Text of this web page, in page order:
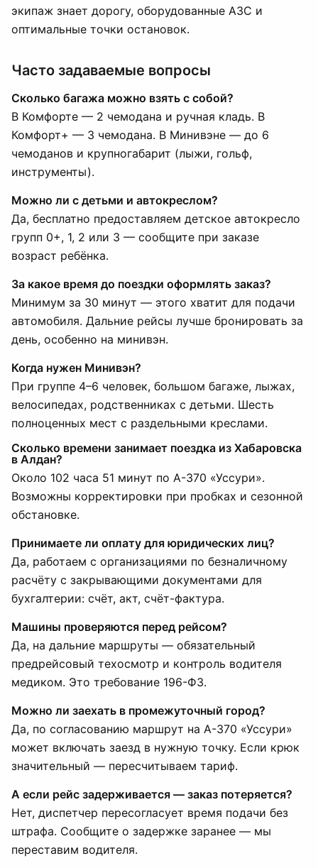
экипаж знает дорогу, оборудованные АЗС и
оптимальные точки остановок.
Часто задаваемые вопросы
Сколько багажа можно взять с собой?
В Комфорте — 2 чемодана и ручная кладь. В
Комфорт+ — 3 чемодана. В Минивэне — до 6
чемоданов и крупногабарит (лыжи, гольф,
инструменты).
Можно ли с детьми и автокреслом?
Да, бесплатно предоставляем детское автокресло
групп 0+, 1, 2 или 3 — сообщите при заказе
возраст ребёнка.
За какое время до поездки оформлять заказ?
Минимум за 30 минут — этого хватит для подачи
автомобиля. Дальние рейсы лучше бронировать за
день, особенно на минивэн.
Когда нужен Минивэн?
При группе 4–6 человек, большом багаже, лыжах,
велосипедах, родственниках с детьми. Шесть
полноценных мест с раздельными креслами.
Сколько времени занимает поездка из Хабаровска
в Алдан?
Около 102 часа 51 минут по А-370 «Уссури».
Возможны корректировки при пробках и сезонной
обстановке.
Принимаете ли оплату для юридических лиц?
Да, работаем с организациями по безналичному
расчёту с закрывающими документами для
бухгалтерии: счёт, акт, счёт-фактура.
Машины проверяются перед рейсом?
Да, на дальние маршруты — обязательный
предрейсовый техосмотр и контроль водителя
медиком. Это требование 196-ФЗ.
Можно ли заехать в промежуточный город?
Да, по согласованию маршрут на А-370 «Уссури»
может включать заезд в нужную точку. Если крюк
значительный — пересчитываем тариф.
А если рейс задерживается — заказ потеряется?
Нет, диспетчер пересогласует время подачи без
штрафа. Сообщите о задержке заранее — мы
переставим водителя.